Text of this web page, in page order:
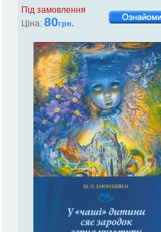
Під замовлення
Ціна: 80грн.